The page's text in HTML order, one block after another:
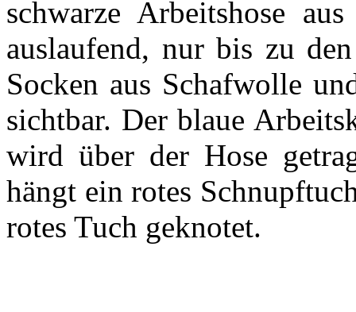
schwarze Arbeitshose
auslaufend, nur bis zu
Socken aus Schafwolle
sichtbar. Der blaue
wird über der Hose
hängt ein rotes
rotes Tuch geknotet.